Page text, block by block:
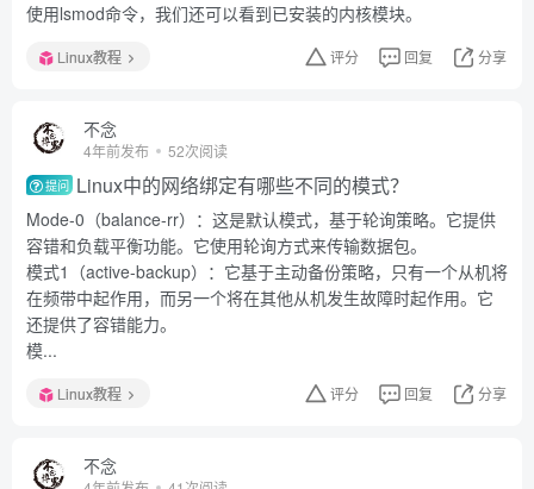
使用lsmod命令，我们还可以看到已安装的内核模块。
Linux教程 评分 回复 分享
不念
4年前发布 52次阅读
提问 Linux中的网络绑定有哪些不同的模式？
Mode-0（balance-rr）：这是默认模式，基于轮询策略。它提供
容错和负载平衡功能。它使用轮询方式来传输数据包。
模式1（active-backup）：它基于主动备份策略，只有一个从机将
在频带中起作用，而另一个将在其他从机发生故障时起作用。它
还提供了容错能力。
模...
Linux教程 评分 回复 分享
不念